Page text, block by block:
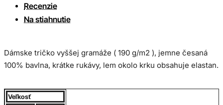
Recenzie
Na stiahnutie
Dámske tričko vyššej gramáže ( 190 g/m2 ), jemne česaná
100% bavlna, krátke rukávy, lem okolo krku obsahuje elastan.
Veľkostná tabuľka:
Veľkosť